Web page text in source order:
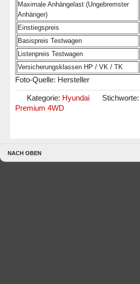
Maximale Anhängelast (Ungebremster
Anhänger)
Einstiegspreis
Basispreis Testwagen
Listenpreis Testwagen
Versicherungsklassen HP / VK / TK
Foto-Quelle: Hersteller
Kategorie: Hyundai Stichworte:
Premium 4WD
NACH OBEN